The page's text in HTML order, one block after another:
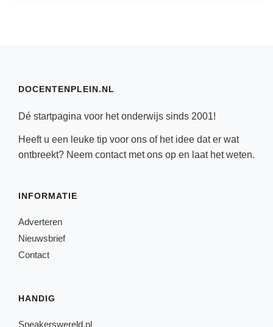
DOCENTENPLEIN.NL
Dé startpagina voor het onderwijs sinds 2001!
Heeft u een leuke tip voor ons of het idee dat er wat
ontbreekt? Neem contactmet ons op en laat het weten.
INFORMATIE
Adverteren
Nieuwsbrief
Contact
HANDIG
Sneakerswereld.nl